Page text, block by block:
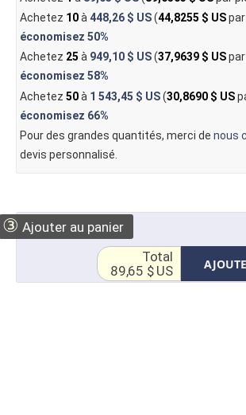
Achetez 10à 448,26 $ US(44,8255 $ USpar
économisez 50%
Achetez 25 à 949,10 $ US(37,9639 $ USpar
économisez 58%
Achetez 50à 1 543,45 $ US(30,8690 $ US
économisez 66%
Pour des grandes quantités, merci de nous
devis personnalisé.
③ Ajouter au panier
Total
89,65 $ US